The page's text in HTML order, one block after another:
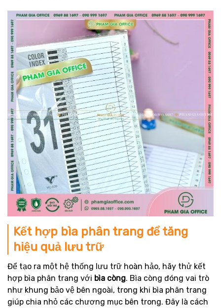
Kết hợp bìa phân trang để tăng
hiệu quả lưu trữ
Để tạo ra một hệ thống lưu trữ hoàn hảo, hãy thử kết
hợp bìa phân trang với bìa còng. Bìa còng đóng vai trò
như khung bảo vệ bên ngoài, trong khi bìa phân trang
giúp chia nhỏ các chương mục bên trong. Đây là cách